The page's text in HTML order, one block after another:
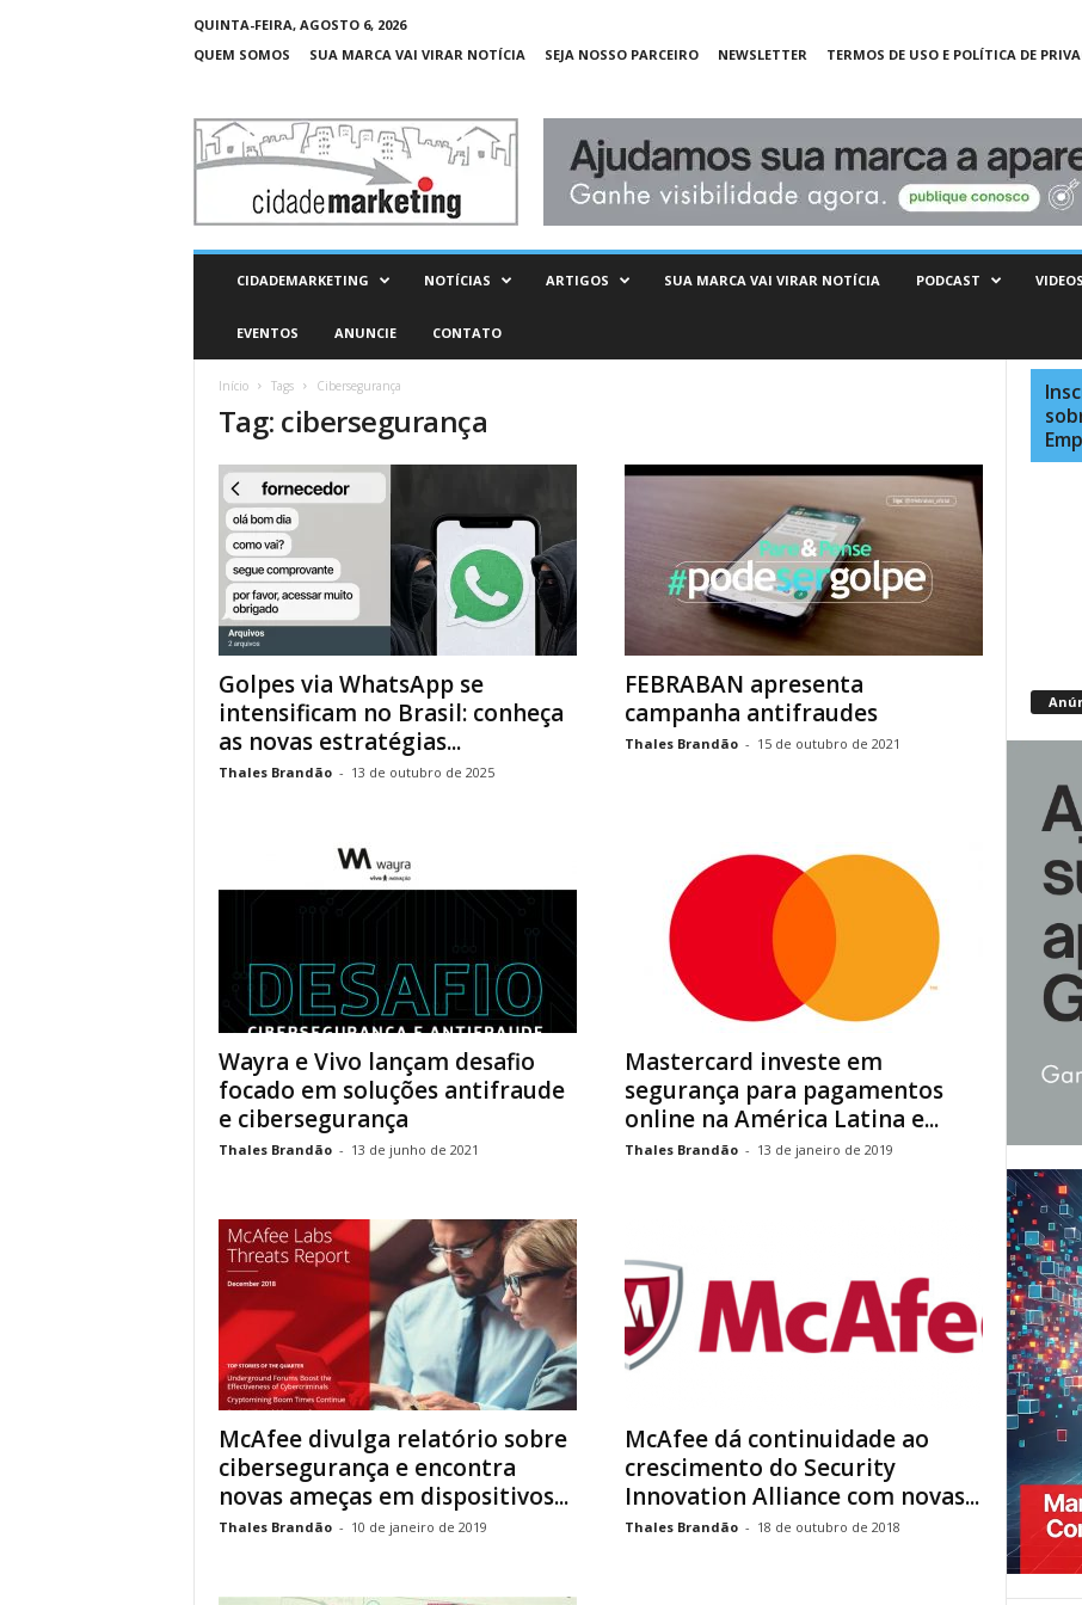
QUINTA-FEIRA, AGOSTO 6, 2026
QUEM SOMOS
SUA MARCA VAI VIRAR NOTÍCIA SEJA NOSSO PARCEIRO NEWSLETTER TERMOS DE USO E POLÍTICA DE
C
d
CIDADEMARKETING NOTÍCIAS ARTIGOS SUA MARCA VAI VIRAR NOTÍCIA PODCAST VIDEOS
EVENTOS ANUNCIE CONTATO
Início Tags Cibersegurança
Tag: cibersegurança
Golpes via WhatsApp se
intensificam no Brasil: conheça
as novas estratégias...
Thales Brandão - 13 de outubro de 2025
FEBRABAN apresenta
campanha antifraudes
Thales Brandão - 15 de outubro de 2021
Wayra e Vivo lançam desafio
focado em soluções antifraude
e cibersegurança
Thales Brandão - 13 de junho de 2021
Mastercard investe em
segurança para pagamentos
online na América Latina e...
Thales Brandão - 13 de janeiro de 2019
McAfee divulga relatório sobre
cibersegurança e encontra
novas ameças em dispositivos...
Thales Brandão - 10 de janeiro de 2019
McAfee dá continuidade ao
crescimento do Security
Innovation Alliance com novas...
Thales Brandão - 18 de outubro de 2018